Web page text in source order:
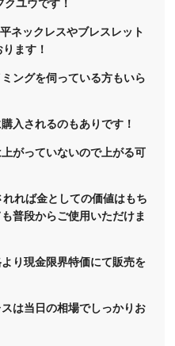
ユウです！
ネックレスやブレスレット
ます！
ングを伺っている方もいら
入されるのもありです！
がっていないので上がる可
れば金としての価値はもち
普段からご使用いただけま
り現金限界特価にて販売を
は当日の相場でしっかりお